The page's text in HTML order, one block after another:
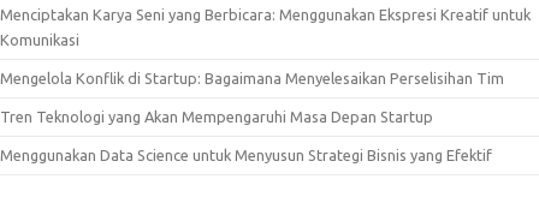
Menciptakan Karya Seni yang Berbicara: Menggunakan Ekspresi Kreatif untuk
Komunikasi
Mengelola Konflik di Startup: Bagaimana Menyelesaikan Perselisihan Tim
Tren Teknologi yang Akan Mempengaruhi Masa Depan Startup
Menggunakan Data Science untuk Menyusun Strategi Bisnis yang Efektif